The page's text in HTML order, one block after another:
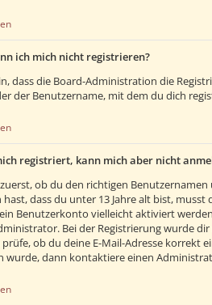
ich mich nicht registrieren?
dass die Board-Administration die
der Benutzername, mit dem du dich
registriert, kann mich aber nicht
ob du den richtigen
hast, dass du unter 13 Jahre alt bist,
Benutzerkonto vielleicht aktiviert
Bei der Registrierung wurde
ob du deine E-Mail-Adresse korrekt
wurde, dann kontaktiere einen